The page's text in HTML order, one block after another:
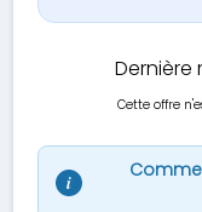
Dernière
Cette offre
i